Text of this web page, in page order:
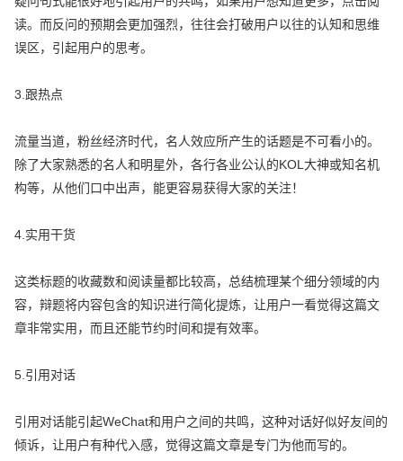
读。而反问的预期会更加强烈，往往会打破用户以往的认知和思维
误区，引起用户的思考。
3.跟热点
流量当道，粉丝经济时代，名人效应所产生的话题是不可看小的。
除了大家熟悉的名人和明星外，各行各业公认的KOL大神或知名机
构等，从他们口中出声，能更容易获得大家的关注！
4.实用干货
这类标题的收藏数和阅读量都比较高，总结梳理某个细分领域的内
容，辩题将内容包含的知识进行简化提炼，让用户一看觉得这篇文
章非常实用，而且还能节约时间和提有效率。
5.引用对话
引用对话能引起WeChat和用户之间的共鸣，这种对话好似好友间的
倾诉，让用户有种代入感，觉得这篇文章是专门为他而写的。